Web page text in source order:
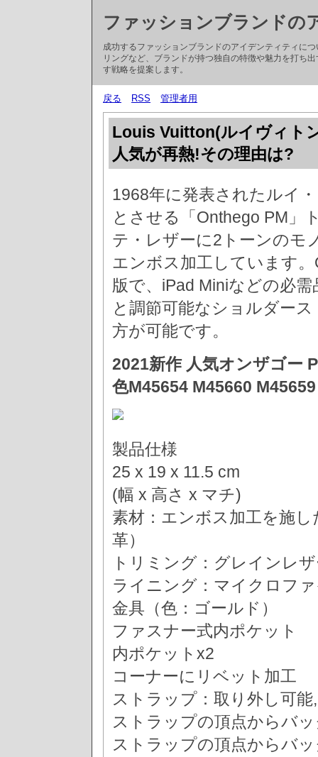
ファッションブランドの
成功するファッションブランドのアイデンティティに
リングなど、ブランドが持つ独自の特徴や魅力を打ち
す戦略を提案します。
戻る RSS 管理者用
Louis Vuitton(ルイヴィト
人気が再熱!その理由は?
1968年に発表されたルイ
とさせる「Onthego PM」
テ・レザーに2トーンのモ
エンボス加工しています
版で、iPad Miniなどの必
と調節可能なショルダー
方が可能です。
2021新作 人気オンザゴー
色M45654 M45660 M45659
製品仕様
25 x 19 x 11.5 cm
(幅 x 高さ x マチ)
素材：エンボス加工を施
革）
トリミング：グレインレ
ライニング：マイクロフ
金具（色：ゴールド）
ファスナー式内ポケット
内ポケットx2
コーナーにリベット加工
ストラップ：取り外し可能
ストラップの頂点からバ
ストラップの頂点からバ